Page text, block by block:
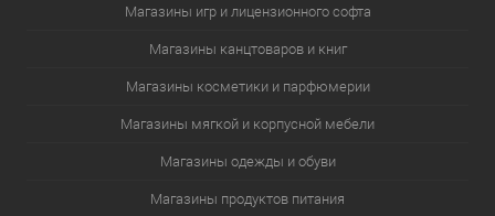
Магазины игр и лицензионного софта
Магазины канцтоваров и книг
Магазины косметики и парфюмерии
Магазины мягкой и корпусной мебели
Магазины одежды и обуви
Магазины продуктов питания